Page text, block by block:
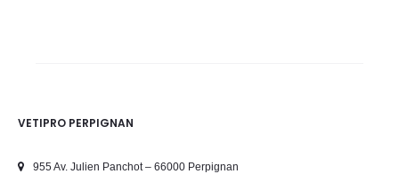
VETIPRO PERPIGNAN
955 Av. Julien Panchot – 66000 Perpignan